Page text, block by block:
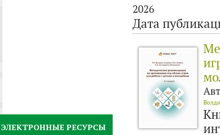
ЭЛЕКТРОННЫЕ РЕСУРСЫ
2026
Дата